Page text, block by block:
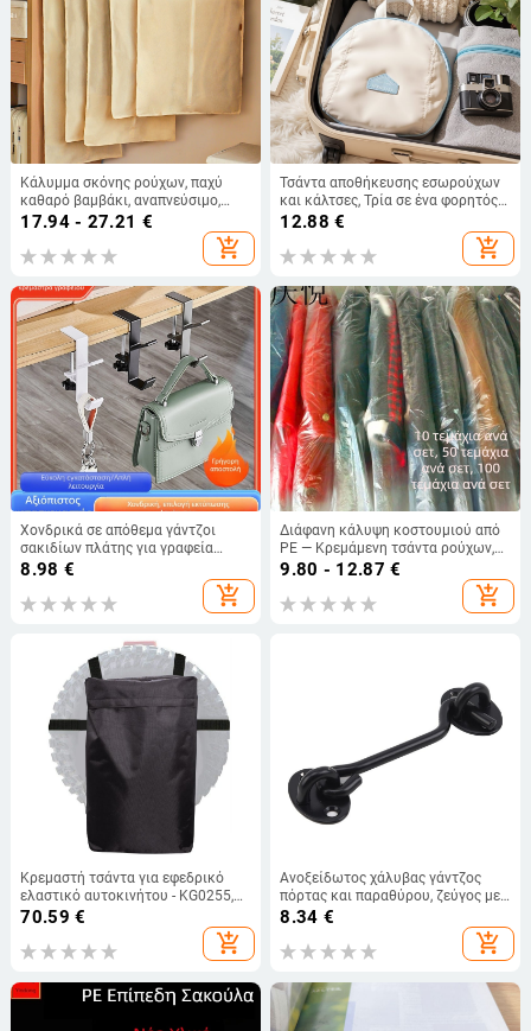
Κάλυμμα σκόνης ρούχων, παχύ
καθαρό βαμβάκι, αναπνεύσιμο,
ιαπωνικού στυλ, ανθεκτικό στην
17.94 - 27.21 €
add_shopping_cart
Τσάντα αποθήκευσης εσωρούχων
και κάλτσες, Τρία σε ένα φορητός
ταξιδιωτικός οργανωτής, Υλικό
peach skin, Μοντέρνο απλό στυλ
12.88 €
add_shopping_cart
Χονδρικά σε απόθεμα γάντζοι
σακιδίων πλάτης για γραφεία
μαθητών, πλαϊνές κρεμαστές
αποσπώμενοι, κινητό γραφείο-πλάι
8.98 €
add_shopping_cart
Διάφανη κάλυψη κοστουμιού από
PE — Κρεμάμενη τσάντα ρούχων,
προστασία από σκόνη και υγρασία
9.80 - 12.87 €
add_shopping_cart
Κρεμαστή τσάντα για εφεδρικό
ελαστικό αυτοκινήτου - KG0255,
πολυεστέρας, για ταξίδια,
70.59 €
add_shopping_cart
Ανοξείδωτος χάλυβας γάντζος
πόρτας και παραθύρου, ζεύγος με
τέσσερις βίδες
8.34 €
add_shopping_cart